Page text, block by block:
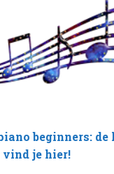
beginners: de
vind je hier!